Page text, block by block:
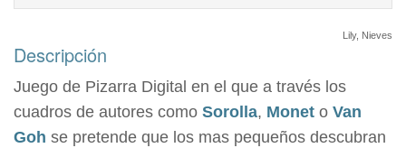
Lily, Nieves
Descripción
Juego de Pizarra Digital en el que a través los
cuadros de autores como Sorolla, Monet o Van
Goh se pretende que los mas pequeños descubran